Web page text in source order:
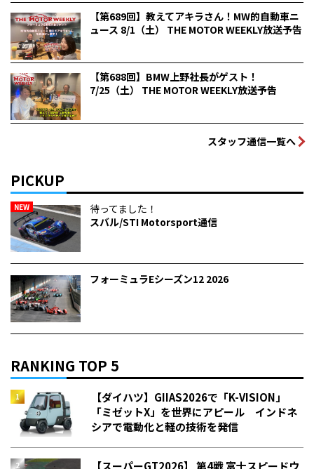
【第689回】教えてアキラさん！MW的自動車ニ
ュース 8/1（土） THE MOTOR WEEKLY放送予告
【第688回】BMW上野社長がゲスト！
7/25（土） THE MOTOR WEEKLY放送予告
スタッフ通信一覧へ
PICKUP
NEW
待ってました！
スバル/STI Motorsport通信
フォーミュラEシーズン12 2026
RANKING TOP 5
【ダイハツ】GIIAS2026で「K-VISION」
「ミゼットX」を世界にアピール インドネ
シアで電動化と軽の技術を発信
【スーパーGT2026】 第4戦 富士スピードウ